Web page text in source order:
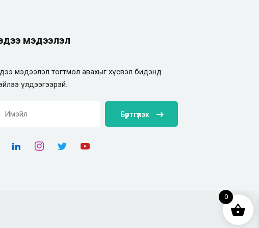
мэдээлэл
мэдээлэл тогтмол авахыг хүсвэл бидэнд
үлдээгээрэй.
Бүртгүүлэх
0